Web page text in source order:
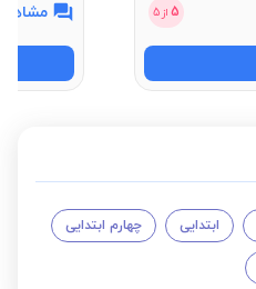
5 از 5 مشاهده 17
ابتدایی چهارم ابتدایی